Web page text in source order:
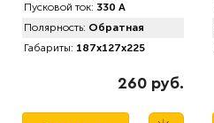
Пусковой ток: 330 А
Полярность: Обратная
Габариты: 187x127x225
260 руб.